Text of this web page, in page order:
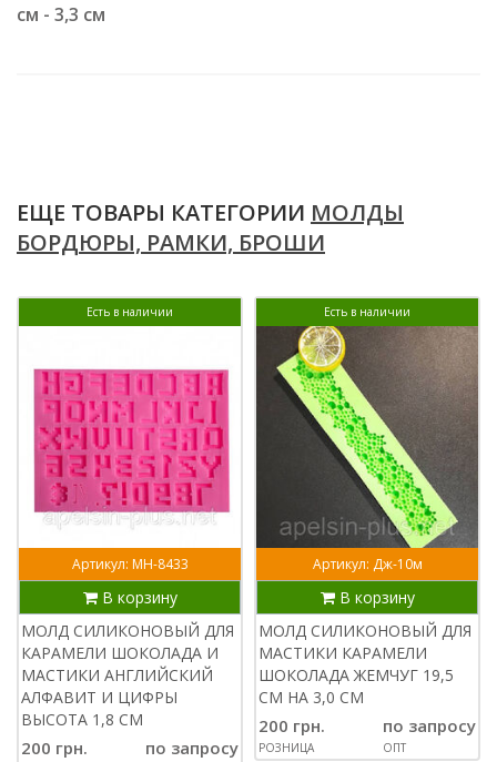
см - 3,3 см
ЕЩЕ ТОВАРЫ КАТЕГОРИИ МОЛДЫ
БОРДЮРЫ, РАМКИ, БРОШИ
Есть в наличии
Артикул: МН-8433
В корзину
МОЛД СИЛИКОНОВЫЙ ДЛЯ
КАРАМЕЛИ ШОКОЛАДА И
МАСТИКИ АНГЛИЙСКИЙ
АЛФАВИТ И ЦИФРЫ
ВЫСОТА 1,8 СМ
200 грн. по запросу
Есть в наличии
Артикул: Дж-10м
В корзину
МОЛД СИЛИКОНОВЫЙ ДЛЯ
МАСТИКИ КАРАМЕЛИ
ШОКОЛАДА ЖЕМЧУГ 19,5
СМ НА 3,0 СМ
200 грн.
РОЗНИЦА
по запросу
ОПТ